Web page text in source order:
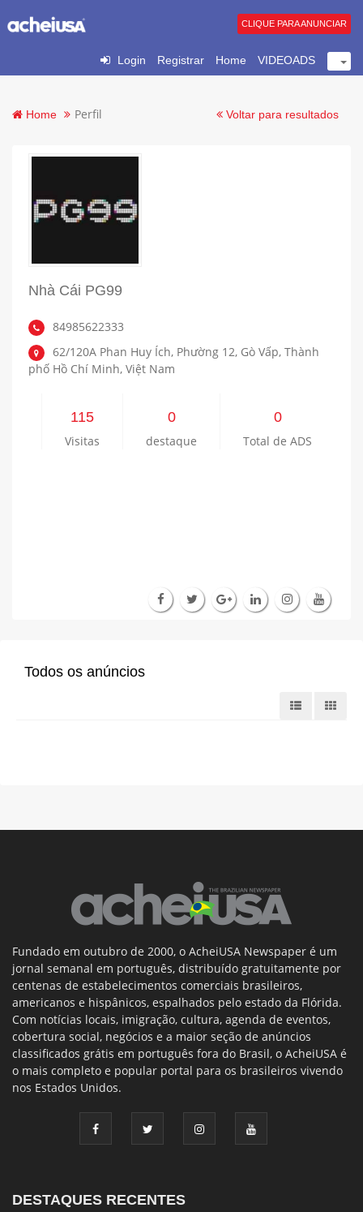
Login Registrar Home VIDEOADS
CLIQUE PARA ANUNCIAR
Home Perfil Voltar para resultados
Nhà Cái PG99
84985622333
62/120A Phan Huy Ích, Phường 12, Gò Vấp, Thành
phố Hồ Chí Minh, Việt Nam
115
Visitas
0
destaque
0
Total de ADS
Todos os anúncios
Fundado em outubro de 2000, o AcheiUSA Newspaper é um
jornal semanal em português, distribuído gratuitamente por
centenas de estabelecimentos comerciais brasileiros,
americanos e hispânicos, espalhados pelo estado da Flórida.
Com notícias locais, imigração, cultura, agenda de eventos,
cobertura social, negócios e a maior seção de anúncios
classificados grátis em português fora do Brasil, o AcheiUSA é
o mais completo e popular portal para os brasileiros vivendo
nos Estados Unidos.
DESTAQUES RECENTES